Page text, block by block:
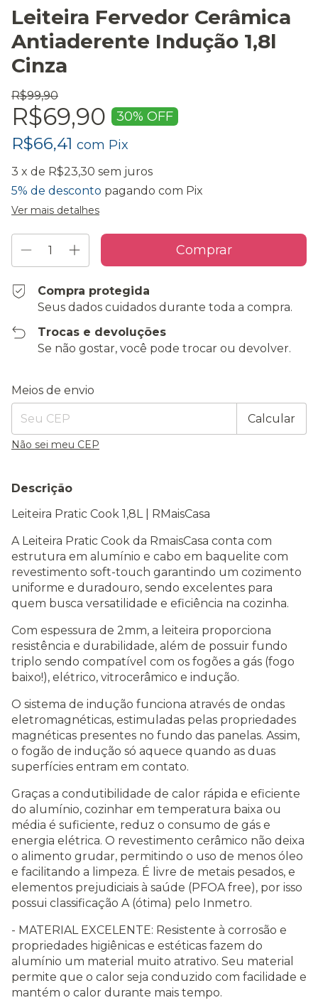
Leiteira Fervedor Cerâmica
Antiaderente Indução 1,8l
Cinza
R$99,90
R$69,90 30% OFF
R$66,41 com Pix
3 x de R$23,30 sem juros
5% de desconto pagando com Pix
Ver mais detalhes
Compra protegida
Seus dados cuidados durante toda a compra.
Trocas e devoluções
Se não gostar, você pode trocar ou devolver.
Entregas para o CEP:
Meios de envio
Calcular
Não sei meu CEP
Descrição
Leiteira Pratic Cook 1,8L | RMaisCasa
A Leiteira Pratic Cook da RmaisCasa conta com
estrutura em alumínio e cabo em baquelite com
revestimento soft-touch garantindo um cozimento
uniforme e duradouro, sendo excelentes para
quem busca versatilidade e eficiência na cozinha.
Com espessura de 2mm, a leiteira proporciona
resistência e durabilidade, além de possuir fundo
triplo sendo compatível com os fogões a gás (fogo
baixo!), elétrico, vitrocerâmico e indução.
O sistema de indução funciona através de ondas
eletromagnéticas, estimuladas pelas propriedades
magnéticas presentes no fundo das panelas. Assim,
o fogão de indução só aquece quando as duas
superfícies entram em contato.
Graças a condutibilidade de calor rápida e eficiente
do alumínio, cozinhar em temperatura baixa ou
média é suficiente, reduz o consumo de gás e
energia elétrica. O revestimento cerâmico não deixa
o alimento grudar, permitindo o uso de menos óleo
e facilitando a limpeza. É livre de metais pesados, e
elementos prejudiciais à saúde (PFOA free), por isso
possui classificação A (ótima) pelo Inmetro.
- MATERIAL EXCELENTE: Resistente à corrosão e
propriedades higiênicas e estéticas fazem do
alumínio um material muito atrativo. Seu material
permite que o calor seja conduzido com facilidade e
mantém o calor durante mais tempo.